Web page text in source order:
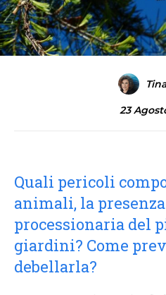
23
Quali pericoli
animali, la
processionaria del
giardini? Come
debellarla?